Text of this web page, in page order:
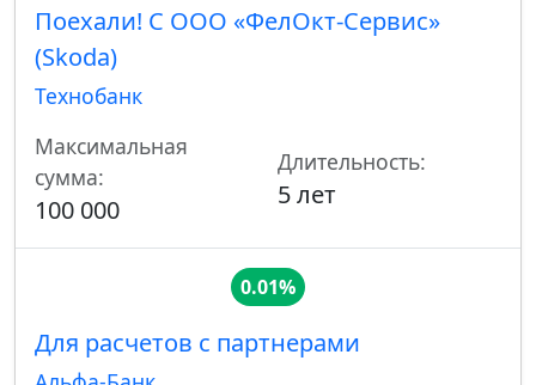
Поехали! С ООО «ФелОкт-Сервис»
(Skoda)
Технобанк
Максимальная
сумма:
100 000
Длительность:
5 лет
0.01%
Для расчетов с партнерами